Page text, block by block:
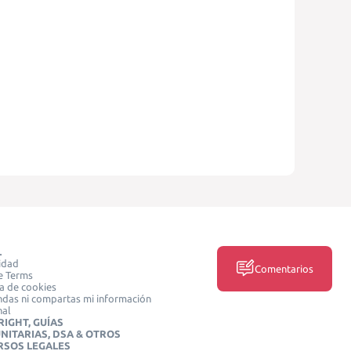
Terms
de cookies
ni compartas mi información
GUÍAS
DSA & OTROS
LEGALES
Comentarios